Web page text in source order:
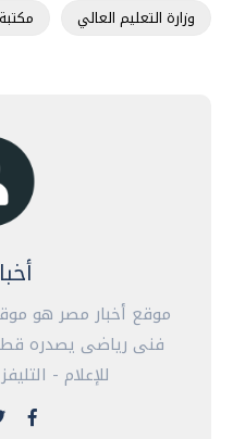
وزارة التعليم العالي
موقع أخبار مصر هو
فنى رياضى يصدره
للإعلام -